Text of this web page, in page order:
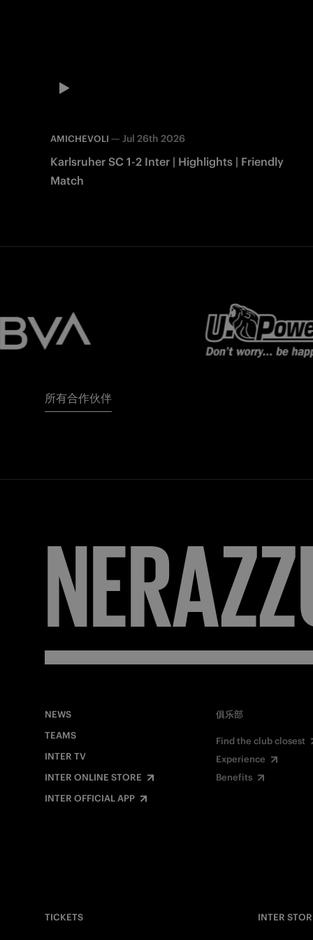
AMICHEVOLI — Jul 26th 2026
Karlsruher SC 1-2 Inter | Highlights | Friendly
Match
所有合作伙伴
FORZA
NEWS
TEAMS
INTER TV
INTER ONLINE STORE
INTER OFFICIAL APP
俱乐部
Find the club closest
Experience
Benefits
TICKETS INTER